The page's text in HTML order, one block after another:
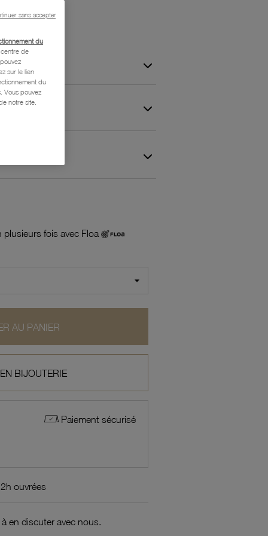
fois avec Floa
AU PANIER
BIJOUTERIE
Paiement sécurisé
ouvrées
en discuter avec nous.
du
de
sur le lien
du
Vous pouvez
notre site.
sans accepter